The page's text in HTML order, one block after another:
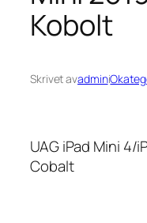
Kobolt
Skrivet avadmini
UAG iPad Mini 4/
Cobalt